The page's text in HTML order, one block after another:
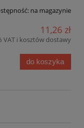
na magazynie
11,26 zł
VAT i kosztów dostawy
do koszyka